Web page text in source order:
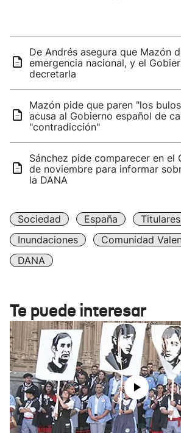
De Andrés asegura que Mazón
emergencia nacional, y el
decretarla
Mazón pide que paren "los
acusa al Gobierno español de
"contradicción"
Sánchez pide comparecer en el
de noviembre para informar
la DANA
Sociedad España
Inundaciones
Comunidad
DANA
Te puede interesar